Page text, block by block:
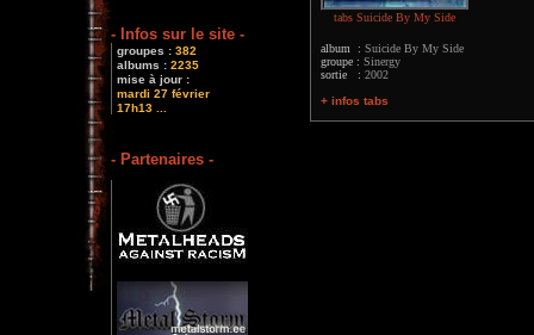
- Infos sur le site -
groupes : 382
albums : 2235
mise à jour :
mardi 27 février
17h13 ...
- Partenaires -
tabs Suicide By My Side
album : Suicide By My Side
groupe : Sinergy
sortie : 2002
+ infos tabs